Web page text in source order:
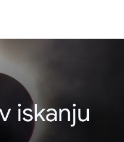
iskanju